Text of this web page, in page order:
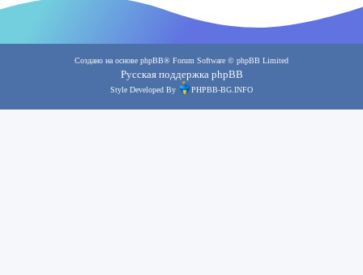
Создано на основе phpBB® Forum Software © phpBB Limited
Русская поддержка phpBB
Style Developed By PHPBB-BG.INFO